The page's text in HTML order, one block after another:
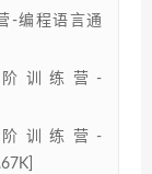
-编程语言通
训练营-
训练营-